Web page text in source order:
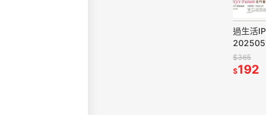
過生活
$365
$192